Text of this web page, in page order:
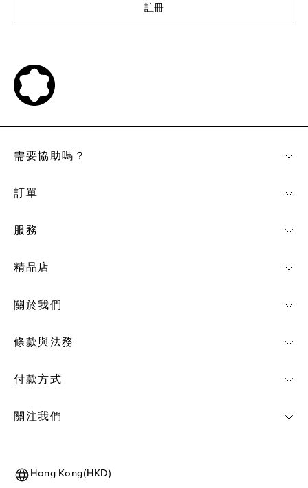
註冊
付款方式
關注我們
需要協助嗎？
訂單
服務
精品店
關於我們
條款與法務
Hong Kong(HKD)